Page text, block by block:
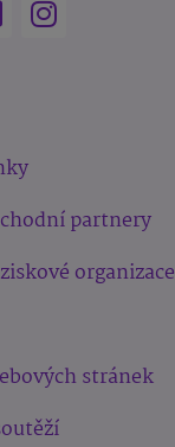
partnery
organizace
stránek